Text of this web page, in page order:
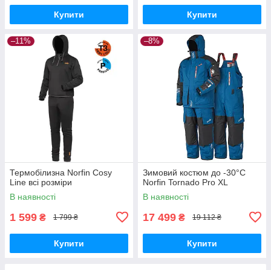
Купити Купити
–11%
Термобілизна Norfin Cosy
Line всі розміри
В наявності
1 599 ₴ 1 799 ₴
Купити
–8%
Зимовий костюм до -30°C
Norfin Tornado Pro XL
В наявності
17 499 ₴ 19 112 ₴
Купити